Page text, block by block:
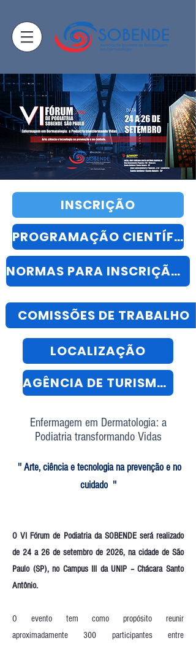
INSCRIÇÃO
PROGRAMAÇÃO CIENTÍFICA
NORMAS PARA INSCRIÇÃO E SUBMISSÃO DE RELATO DE EXPERIÊNCIA
COMISSÕES DE TRABALHO
LOCALIZAÇÃO
AGÊNCIA DE TURISMO OFICIAL
Enfermagem em Dermatologia: a
Podiatria transformando Vidas
'' Arte, ciência e tecnologia na prevenção e no
cuidado ''
O VI Fórum de Podiatria da SOBENDE será realizado
de 24 a 26 de setembro de 2026, na cidade de São
Paulo (SP), no Campus III da UNIP – Chácara Santo
Antônio.
O evento tem como propósito reunir
aproximadamente 300 participantes entre